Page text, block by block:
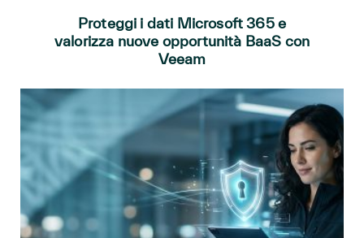
Proteggi i dati Microsoft 365 e
valorizza nuove opportunità BaaS con
Veeam